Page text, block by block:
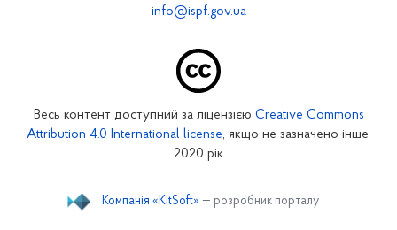
Запорізьке відділення
Кіровоградське відділення
Миколаївське відділення
info@ispf.gov.ua
Весь контент доступний за ліцензією Creative Commons
Attribution 4.0 International license, якщо не зазначено інше.
2020 рік
Компанія «KitSoft» — розробник порталу